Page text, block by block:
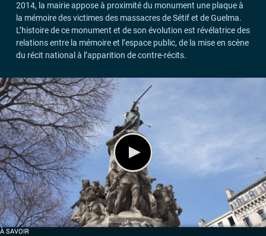
2014, la mairie appose à proximité du monument une plaque à
la mémoire des victimes des massacres de Sétif et de Guelma.
L’histoire de ce monument et de son évolution est révélatrice des
relations entre la mémoire et l’espace public, de la mise en scène
du récit national à l’apparition de contre-récits.
À SAVOIR